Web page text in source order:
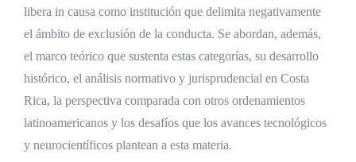
Diferencia con la culpa inconsciente
Aplicación jurisprudencial en Costa Rica
Carga de la prueba
Actio libera in causa
Concepto y fundamento
libera in causa como institución que delimita negativamente
el ámbito de exclusión de la conducta. Se abordan, además,
el marco teórico que sustenta estas categorías, su desarrollo
histórico, el análisis normativo y jurisprudencial en Costa
Rica, la perspectiva comparada con otros ordenamientos
latinoamericanos y los desafíos que los avances tecnológicos
y neurocientíficos plantean a esta materia.